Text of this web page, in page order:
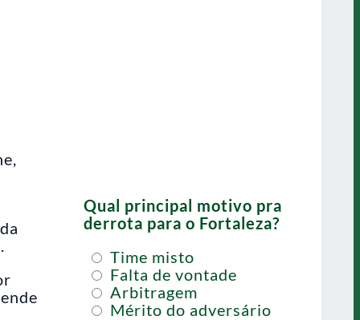
Qual principal motivo pra
derrota para o Fortaleza?
Time misto
Falta de vontade
Arbitragem
Mérito do adversário